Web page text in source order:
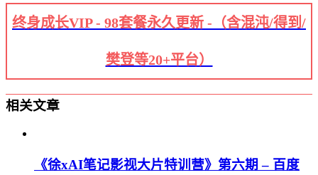
终身成长VIP - 98套餐永久更新 -（含混沌/得到/
樊登等20+平台）
相关文章
《徐xAI笔记影视大片特训营》第六期 – 百度